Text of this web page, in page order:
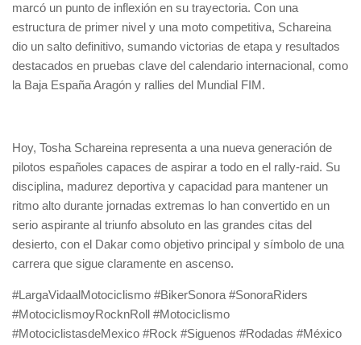
marcó un punto de inflexión en su trayectoria. Con una
estructura de primer nivel y una moto competitiva, Schareina
dio un salto definitivo, sumando victorias de etapa y resultados
destacados en pruebas clave del calendario internacional, como
la Baja España Aragón y rallies del Mundial FIM.
Hoy, Tosha Schareina representa a una nueva generación de
pilotos españoles capaces de aspirar a todo en el rally-raid. Su
disciplina, madurez deportiva y capacidad para mantener un
ritmo alto durante jornadas extremas lo han convertido en un
serio aspirante al triunfo absoluto en las grandes citas del
desierto, con el Dakar como objetivo principal y símbolo de una
carrera que sigue claramente en ascenso.
#LargaVidaalMotociclismo #BikerSonora #SonoraRiders
#MotociclismoyRocknRoll #Motociclismo
#MotociclistasdeMexico #Rock #Siguenos #Rodadas #México